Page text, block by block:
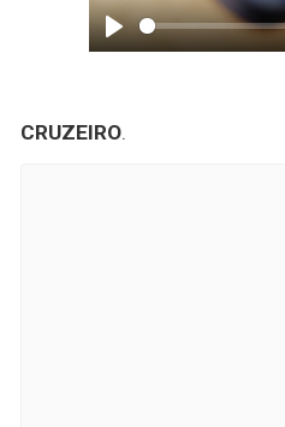
Play
CRUZEIRO.